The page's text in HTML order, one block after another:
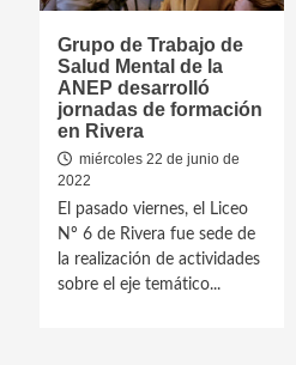
Grupo de Trabajo de
Salud Mental de la
ANEP desarrolló
jornadas de formación
en Rivera
miércoles 22 de junio de
2022
El pasado viernes, el Liceo
Nº 6 de Rivera fue sede de
la realización de actividades
sobre el eje temático...